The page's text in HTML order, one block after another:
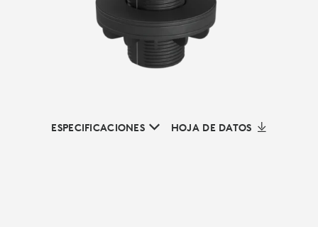
ESPECIFICACIONES HOJA DE DATOS